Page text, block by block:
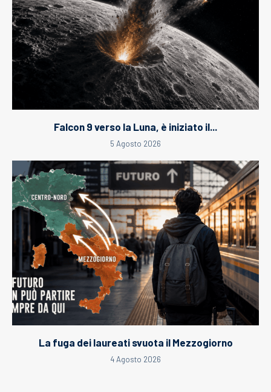
Falcon 9 verso la Luna, è iniziato il...
5 Agosto 2026
La fuga dei laureati svuota il Mezzogiorno
4 Agosto 2026